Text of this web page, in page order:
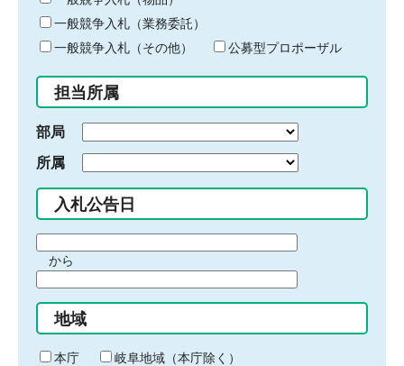
ワ
ー
ド
入
力
一般競争入札（業務委託）
一般競争入札（その他）
公募型プロポーザル
担当所属
部局
所属
入札公告日
間
始
り
から
間
終
わ
地域
本庁
岐阜地域（本庁除く）